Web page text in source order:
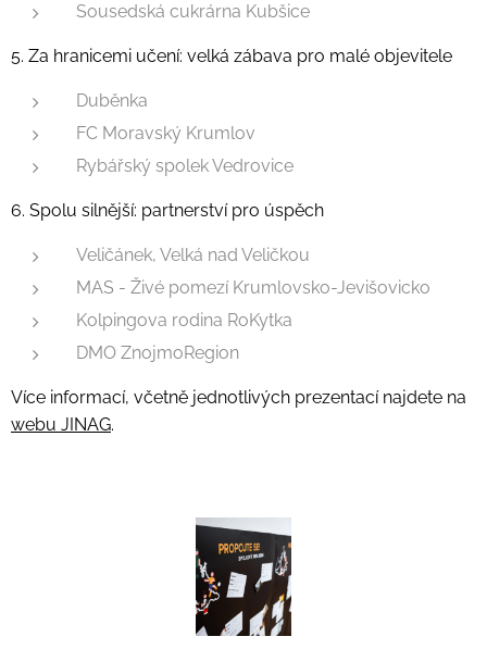
Sousedská cukrárna Kubšice
5. Za hranicemi učení: velká zábava pro malé objevitele
Duběnka
FC Moravský Krumlov
Rybářský spolek Vedrovice
6. Spolu silnější: partnerství pro úspěch
Veličánek, Velká nad Veličkou
MAS - Živé pomezí Krumlovsko-Jevišovicko
Kolpingova rodina RoKytka
DMO ZnojmoRegion
Více informací, včetně jednotlivých prezentací najdete na
webu JINAG.